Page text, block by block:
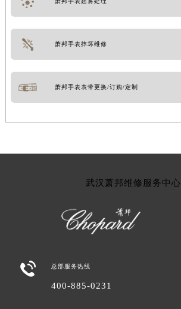
萧邦手表摔坏维修
萧邦手表表带更换/订购/定制
武汉萧邦维修服务中心
 总部服务热线
400-885-0231